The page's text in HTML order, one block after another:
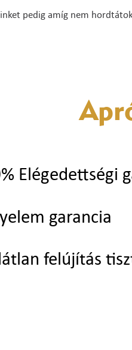
pedig amíg nem
Elégedettségi
garancia
felújítás